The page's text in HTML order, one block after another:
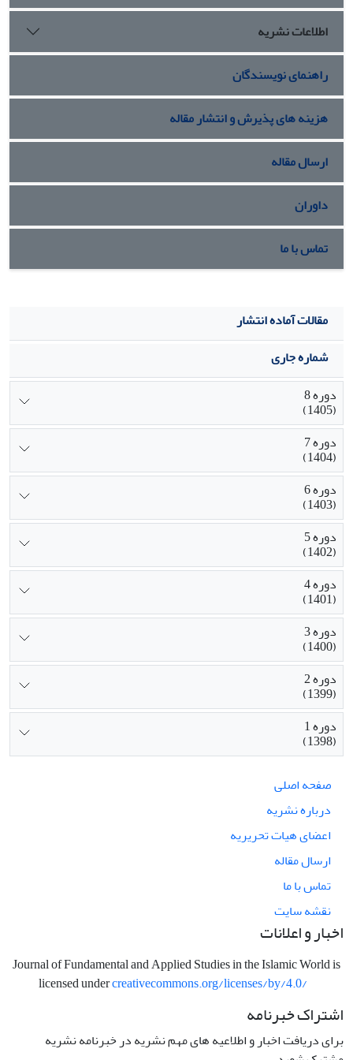
اینترنتی و مقالات منتشر شده و با استفاده از روش پژوهشی
توصیفی ـ تحلیلی و گاه تحلیل محتوایی در چارچوب نظریه رئالیسم
نئوکلاسیک دوره‌های چهارگانه رفتار عربستان سعودی طی سه
دهه اخیر در قبال برنامه هسته‌ای جمهوری اسلامی ایران مورد
بررسی قرار بگیرد.
اطلاعات نشریه
راهنمای نویسندگان
هزینه های پذیرش و انتشار مقاله
ارسال مقاله
داوران
تماس با ما
مقالات آماده انتشار
شماره جاری
دوره 8
(1405)
دوره 7
(1404)
دوره 6
(1403)
دوره 5
(1402)
دوره 4
(1401)
دوره 3
(1400)
دوره 2
(1399)
دوره 1
(1398)
صفحه اصلی
درباره نشریه
اعضای هیات تحریریه
ارسال مقاله
تماس با ما
نقشه سایت
اخبار و اعلانات
Journal of Fundamental and Applied Studies in the Islamic World is
licensed undercreativecommons.org/licenses/by/4.0/
اشتراک خبرنامه
برای دریافت اخبار و اطلاعیه های مهم نشریه در خبرنامه نشریه